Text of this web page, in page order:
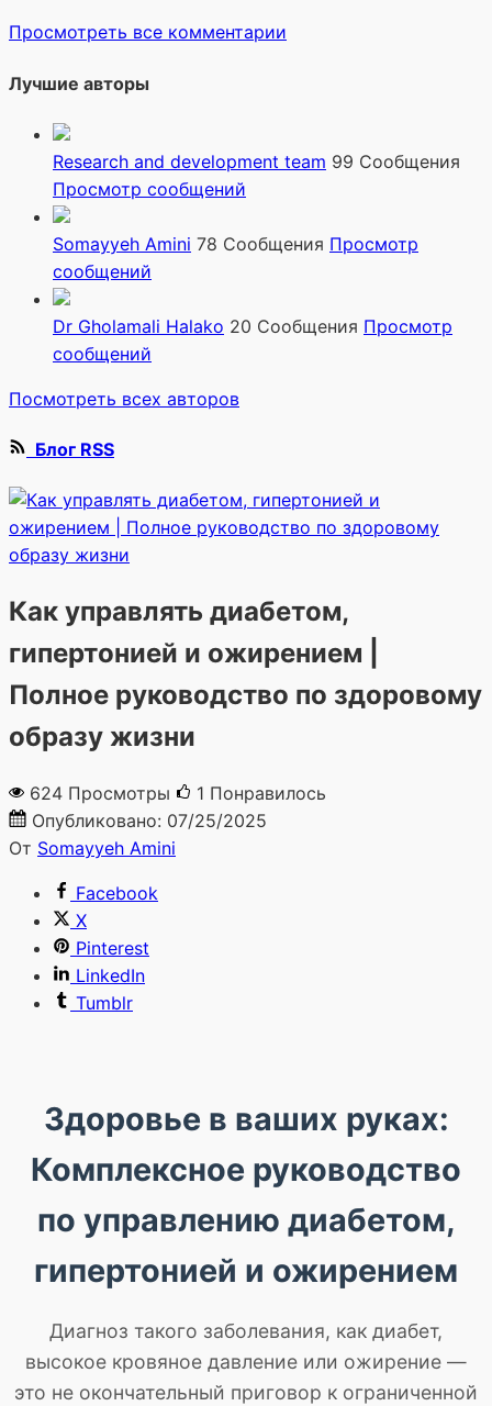
Просмотреть все комментарии
Лучшие авторы
Research and development team 99 Сообщения
Просмотр сообщений
Somayyeh Amini 78 Сообщения Просмотр
сообщений
Dr Gholamali Halako 20 Сообщения Просмотр
сообщений
Посмотреть всех авторов
Блог RSS
Как управлять диабетом,
гипертонией и ожирением |
Полное руководство по здоровому
образу жизни
624 Просмотры 1 Понравилось
Опубликовано: 07/25/2025
От Somayyeh Amini
Facebook
X
Pinterest
LinkedIn
Tumblr
Здоровье в ваших руках:
Комплексное руководство
по управлению диабетом,
гипертонией и ожирением
Диагноз такого заболевания, как диабет,
высокое кровяное давление или ожирение —
это не окончательный приговор к ограниченной